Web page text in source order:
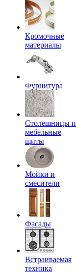
Кромочные
материалы
Фурнитура
Столешницы и
мебельные
щиты
Мойки и
смесители
Фасады
Встраиваемая
техника